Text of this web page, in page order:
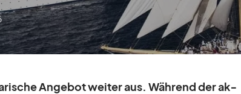
An­ge­bot wei­ter aus. Wäh­rend der ak­